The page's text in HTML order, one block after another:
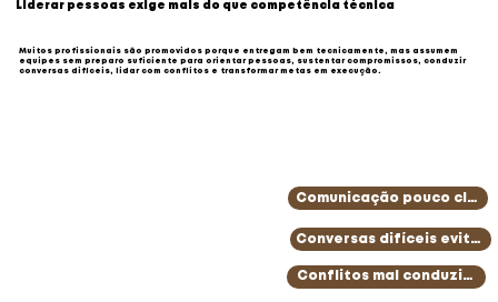
Muitos profissionais são promovidos porque entregam bem tecnicamente, mas assumem
equipes sem preparo suficiente para orientar pessoas, sustentar compromissos, conduzir
conversas difíceis, lidar com conflitos e transformar metas em execução.
Liderar pessoas exige mais do que competência técnica
Comunicação pouco clara
Conflitos mal conduzidos
Conversas difíceis